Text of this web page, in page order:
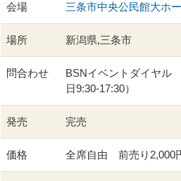
会場 三条市中央公民館大ホ
場所 新潟県,三条市
問合わせ
BSNイベントダイヤル
日9:30-17:30）
発売 完売
価格 全席自由 前売り